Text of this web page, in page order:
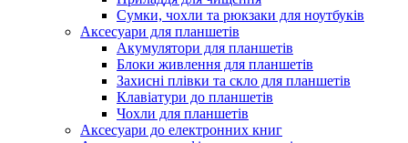
Сумки, чохли та рюкзаки для ноутбуків
Аксесуари для планшетів
Акумулятори для планшетів
Блоки живлення для планшетів
Захисні плівки та скло для планшетів
Клавіатури до планшетів
Чохли для планшетів
Аксесуари до електронних книг